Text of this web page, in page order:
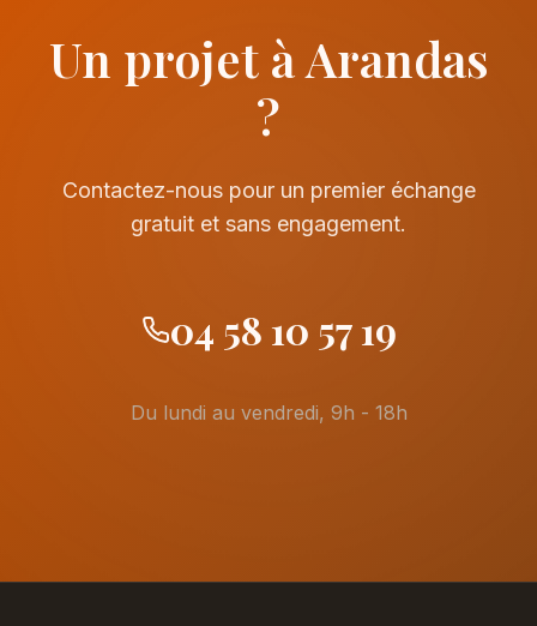
Un projet à Arandas
?
Contactez-nous pour un premier échange
gratuit et sans engagement.
04 58 10 57 19
Du lundi au vendredi, 9h - 18h